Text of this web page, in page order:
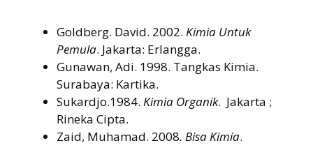
Goldberg. David. 2002. Kimia Untuk
Pemula. Jakarta: Erlangga.
Gunawan, Adi. 1998. Tangkas Kimia.
Surabaya: Kartika.
Sukardjo.1984. Kimia Organik. Jakarta ;
Rineka Cipta.
Zaid, Muhamad. 2008. Bisa Kimia.